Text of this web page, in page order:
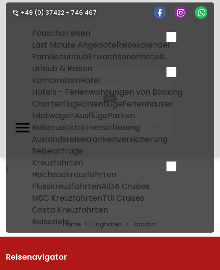
+49 (0) 37422 - 746 467
Pauschalreisen
Last Minute AngeboteReisekalender
FamilienurlaubErwachsenenhotels
Urlaub & Reisen
KombireisenHotel
Hotels - Ferienwohnungen von Booking
CharterflügeLinienflügeFerienhäuser
MietwagenAusflügeParken
Reiseruecktrittversicherung
Auslandsreisekrankenversicherung
Reiseanfrage
Kreuzfahrten
Hochseekreuzfahrten
FlusskreuzfahrtenAIDA Cruises
MSC KreuzfahrtenTUI Cruises
Costa Kreuzfahrten
Reiseziele
Jackpot
KPT
Home Flughafen Jackpot
1
Home Flughafen Jackpot
Reisenavigator